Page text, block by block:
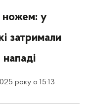
ножем: у
затримали
року о 15:13